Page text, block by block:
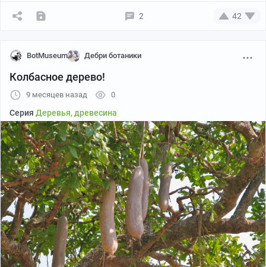
2 42
BotMuseum Дебри ботаники
Колбасное дерево!
9 месяцев назад 0
Серия Деревья, древесина